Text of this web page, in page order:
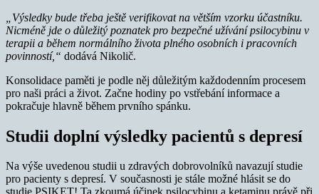
„Výsledky bude třeba ještě verifikovat na větším vzorku účastníku.
Nicméně jde o důležitý poznatek pro bezpečné užívání psilocybinu v
terapii a během normálního života plného osobních i pracovních
povinností,“ dodává Nikolič.
Konsolidace paměti je podle něj důležitým každodenním procesem
pro naši práci a život. Začne hodiny po vstřebání informace a
pokračuje hlavně během prvního spánku.
Studii doplní výsledky pacientů s depresí
Na výše uvedenou studii u zdravých dobrovolníků navazují studie
pro pacienty s depresí. V současnosti je stále možné hlásit se do